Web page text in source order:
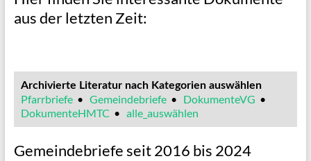
aus der letzten Zeit:
Archivierte Literatur nach Kategorien auswählen
Pfarrbriefe• Gemeindebriefe• DokumenteVG •
DokumenteHMTC • alle_auswählen
Gemeindebriefe seit 2016 bis 2024